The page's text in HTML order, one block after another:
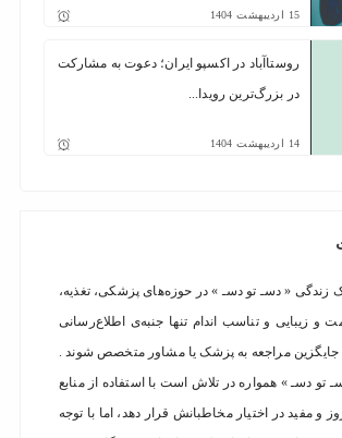
15 اردیبهشت 1404
روستا‌آباد در اکسپو ایران؛ دعوت به مشارکت
در بزرگ‌ترین رویدا...
14 اردیبهشت 1404
« دسـ تو دسـ » در حوزه‌های پزشکی، تغذیه،
و زیبایی و تناسب اندام تنها جنبه‌ی اطلاع‌رسانی
جایگزین مراجعه به پزشک یا مشاور متخصص شوند .
تو دسـ » همواره در تلاش است با استفاده از منابع
و مفید در اختیار مخاطبانش قرار دهد، اما با توجه